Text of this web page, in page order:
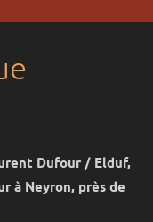
Dufour / Elduf,
à Neyron, près de